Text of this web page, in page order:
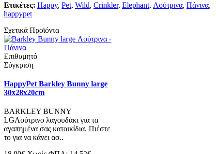
Ετικέτες: Happy, Pet, Wild, Crinkler, Elephant, Λούτρινα, Πάνινα,
happypet
Σχετικά Προϊόντα
Επιθυμητό
Σύγκριση
HappyPet Barkley Bunny large
30x28x20cm
BARKLEY BUNNY
LGΛούτρινο λαγουδάκι για τα
αγαπημένα σας κατοικίδια. Πιέστε
το για να κάνει ασ..